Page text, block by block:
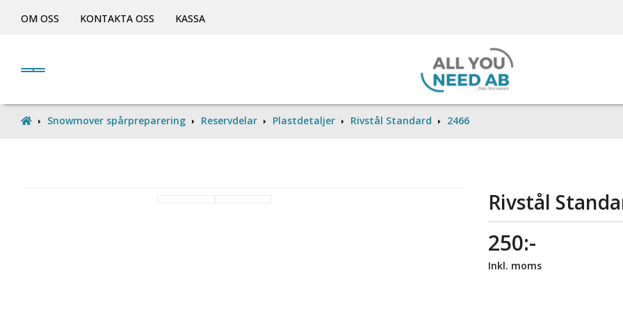
OM OSS KONTAKTA OSS KASSA
Snowmover spårpreparering Reservdelar Plastdetaljer Rivstål Standard 2466
Rivstål
250:-
Inkl. moms